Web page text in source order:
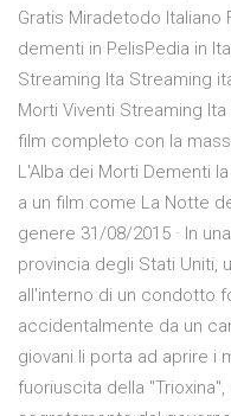
Gratis Miradetodo
dementi in PelisPedia in
Streaming Ita Streaming
Morti Viventi Streaming
film completo con la
L'Alba dei Morti Dementi
a un film come La Notte
genere 31/08/2015 · In
provincia degli Stati Uniti,
all'interno di un condotto
accidentalmente da un
giovani li porta ad aprire i
fuoriuscita della